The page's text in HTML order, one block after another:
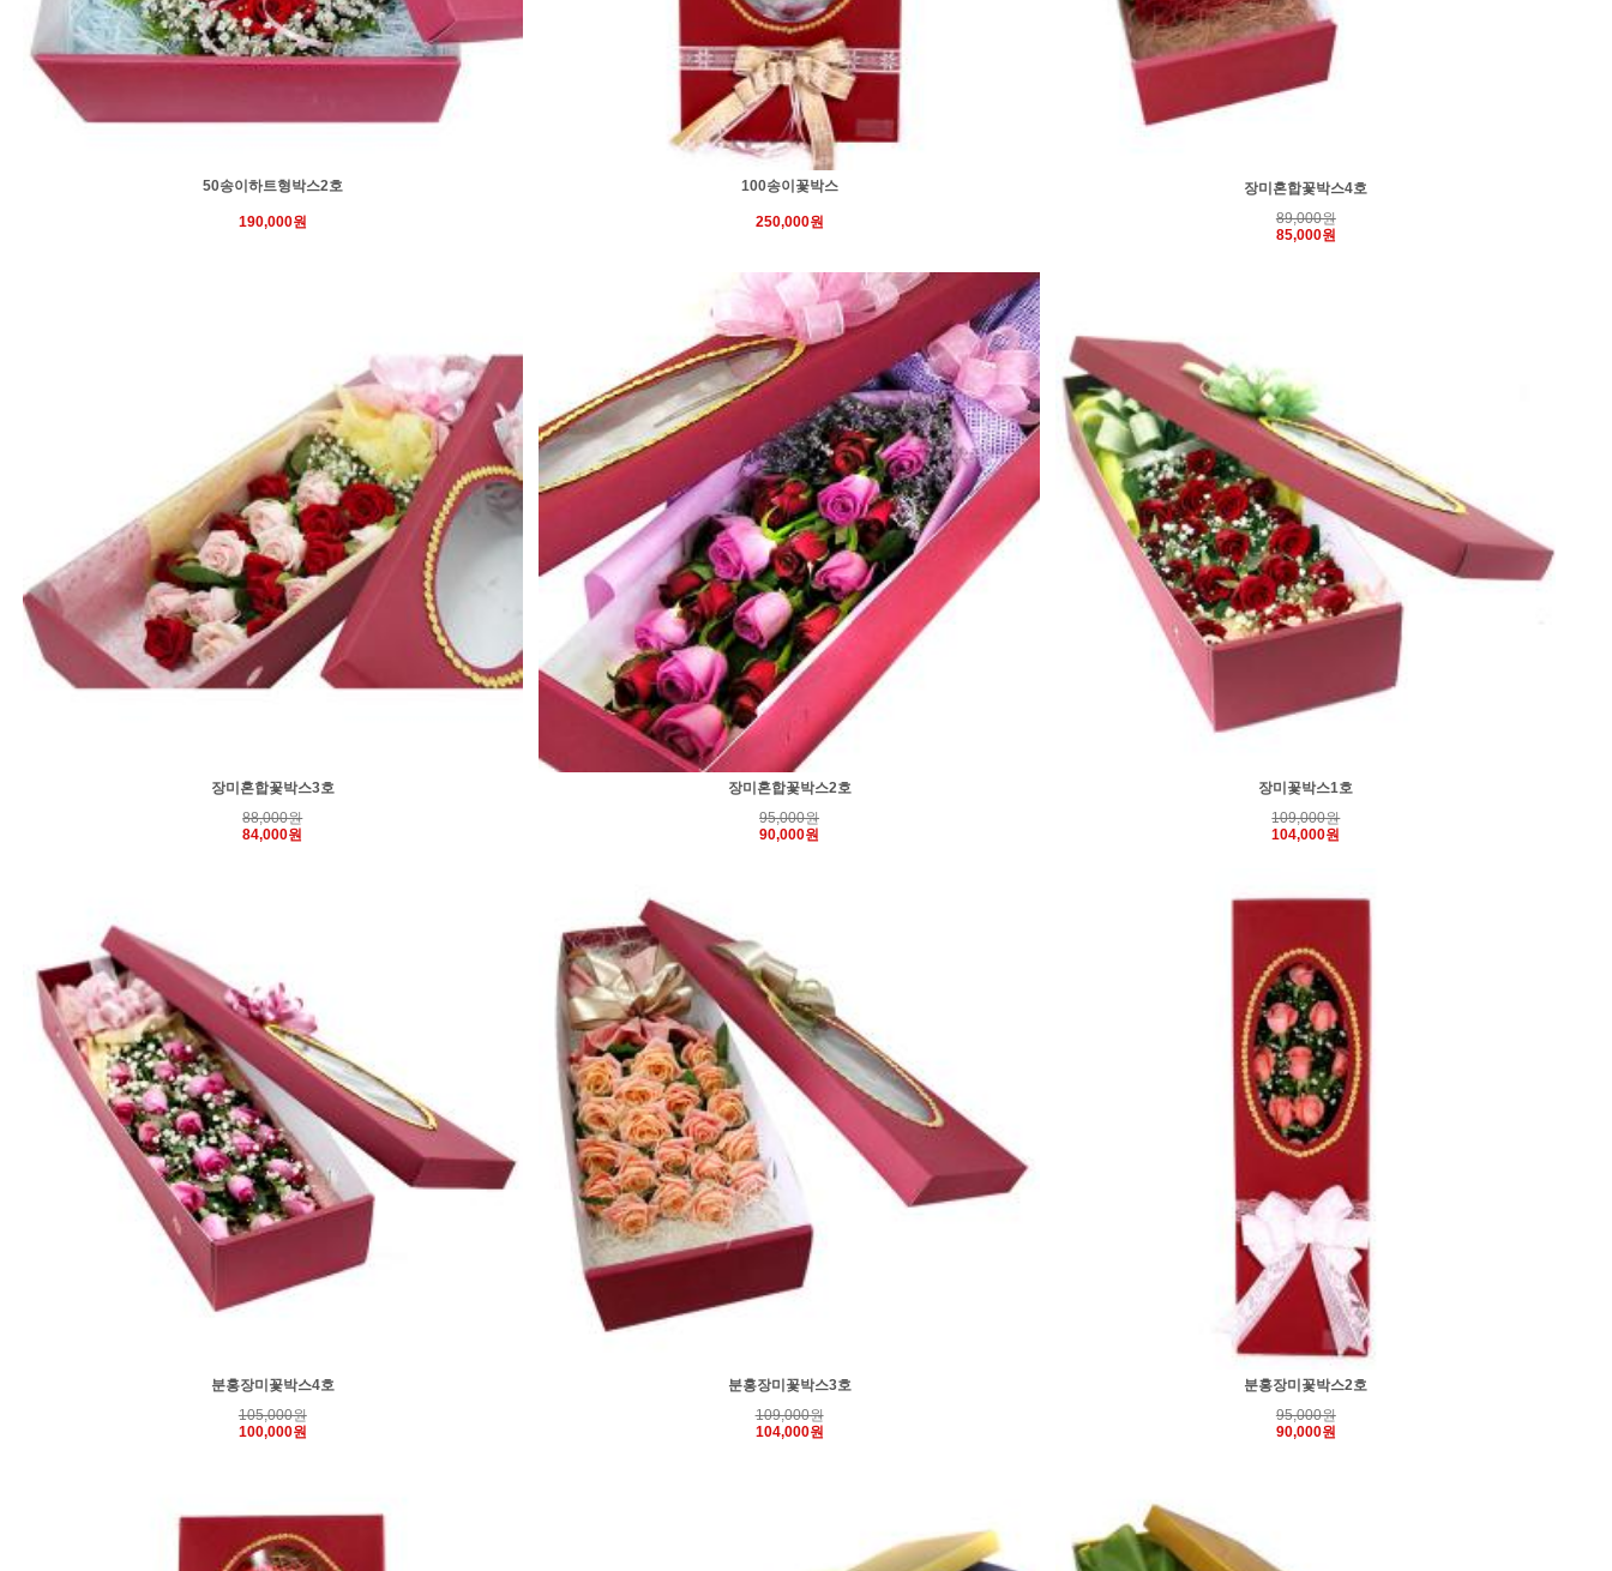
50송이하트형박스2호
190,000원
100송이꽃박스
250,000원
장미혼합꽃박스4호
89,000원
85,000원
장미혼합꽃박스3호
88,000원
84,000원
장미혼합꽃박스2호
95,000원
90,000원
장미꽃박스1호
109,000원
104,000원
분홍장미꽃박스4호
105,000원
100,000원
분홍장미꽃박스3호
109,000원
104,000원
분홍장미꽃박스2호
95,000원
90,000원